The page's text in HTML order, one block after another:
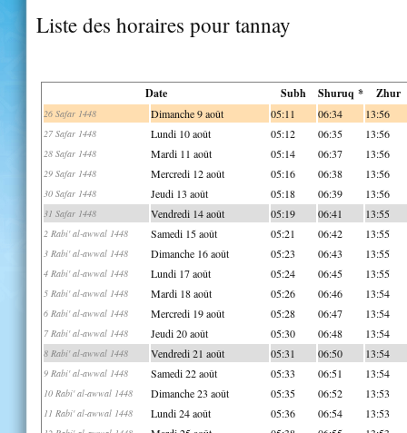
Liste des horaires pour tannay
Date Subh Shuruq * Zhur
26 Safar 1448 Dimanche 9 août 05:11 06:34 13:56
27 Safar 1448 Lundi 10 août 05:12 06:35 13:56
28 Safar 1448 Mardi 11 août 05:14 06:37 13:56
29 Safar 1448 Mercredi 12 août 05:16 06:38 13:56
30 Safar 1448 Jeudi 13 août 05:18 06:39 13:56
31 Safar 1448 Vendredi 14 août 05:19 06:41 13:55
2 Rabi' al-awwal 1448 Samedi 15 août 05:21 06:42 13:55
3 Rabi' al-awwal 1448 Dimanche 16 août 05:23 06:43 13:55
4 Rabi' al-awwal 1448 Lundi 17 août 05:24 06:45 13:55
5 Rabi' al-awwal 1448 Mardi 18 août 05:26 06:46 13:54
6 Rabi' al-awwal 1448 Mercredi 19 août 05:28 06:47 13:54
7 Rabi' al-awwal 1448 Jeudi 20 août 05:30 06:48 13:54
8 Rabi' al-awwal 1448 Vendredi 21 août 05:31 06:50 13:54
9 Rabi' al-awwal 1448 Samedi 22 août 05:33 06:51 13:54
10 Rabi' al-awwal 1448 Dimanche 23 août 05:35 06:52 13:53
11 Rabi' al-awwal 1448 Lundi 24 août 05:36 06:54 13:53